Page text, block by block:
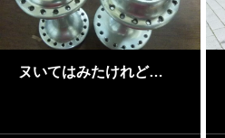
ヌいてはみたけれど…